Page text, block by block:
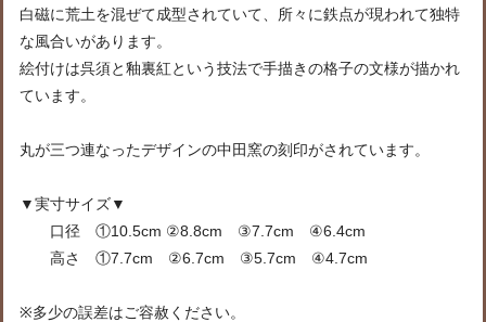
白磁に荒土を混ぜて成型されていて、所々に鉄点が現われて独特
な風合いがあります。
絵付けは呉須と釉裏紅という技法で手描きの格子の文様が描かれ
ています。
丸が三つ連なったデザインの中田窯の刻印がされています。
▼実寸サイズ▼
口径 ①10.5cm ②8.8cm ③7.7cm ④6.4cm
高さ ①7.7cm ②6.7cm ③5.7cm ④4.7cm
※多少の誤差はご容赦ください。